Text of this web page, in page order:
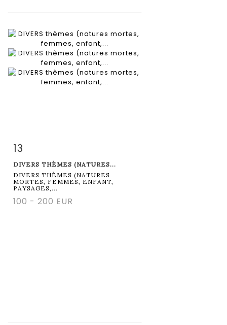
Fiche détaillée
13
DIVERS THÈMES (NATURES...
DIVERS THÈMES (NATURES
MORTES, FEMMES, ENFANT,
PAYSAGES,...
100 - 200 EUR